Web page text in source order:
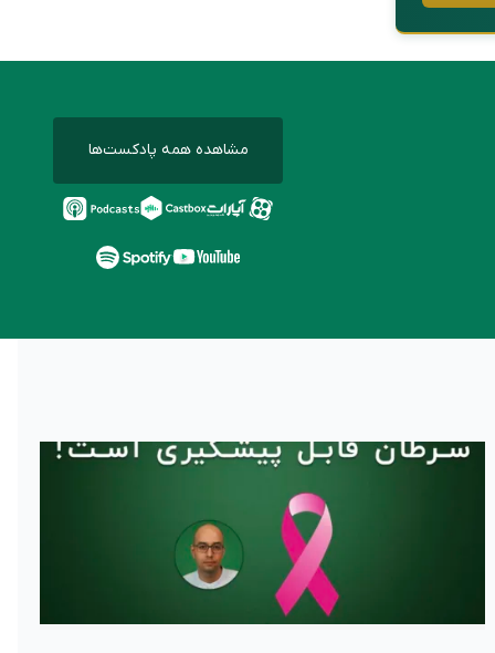
مشاهده همه پادکست‌ها